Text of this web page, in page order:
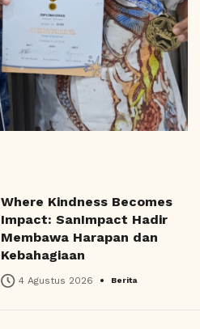
Where Kindness Becomes
Impact: SanImpact Hadir
Membawa Harapan dan
Kebahagiaan
4 Agustus 2026 • Berita